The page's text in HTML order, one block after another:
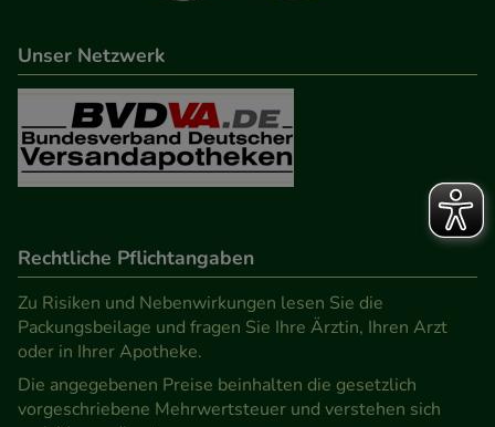
Unser Netzwerk
Rechtliche Pflichtangaben
Zu Risiken und Nebenwirkungen lesen Sie die
Packungsbeilage und fragen Sie Ihre Ärztin, Ihren Arzt
oder in Ihrer Apotheke.
Die angegebenen Preise beinhalten die gesetzlich
vorgeschriebene Mehrwertsteuer und verstehen sich